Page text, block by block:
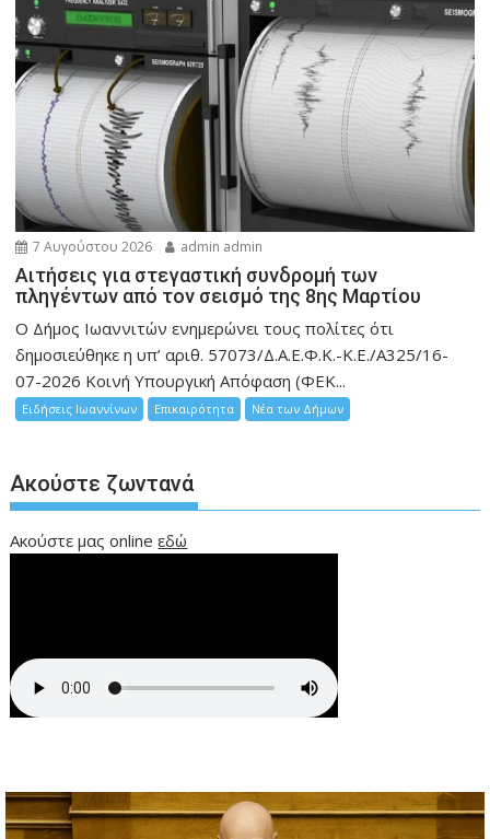
7 Αυγούστου 2026 admin admin
Αιτήσεις για στεγαστική συνδρομή των
πληγέντων από τον σεισμό της 8ης Μαρτίου
Ο Δήμος Ιωαννιτών ενημερώνει τους πολίτες ότι
δημοσιεύθηκε η υπ’ αριθ. 57073/Δ.Α.Ε.Φ.Κ.-Κ.Ε./Α325/16-
07-2026 Κοινή Υπουργική Απόφαση (ΦΕΚ...
Ειδήσεις Ιωαννίνων Επικαιρότητα Νέα των Δήμων
Ακούστε ζωντανά
Ακούστε μας onlineεδώ